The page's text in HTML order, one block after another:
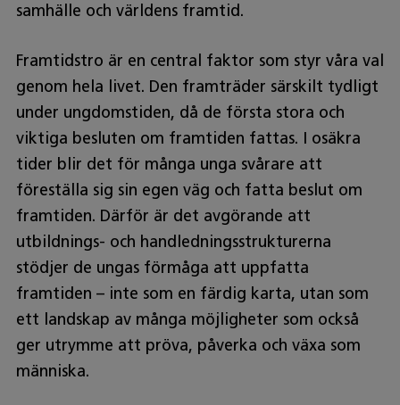
samhälle och världens framtid.
Framtidstro är en central faktor som styr våra val
genom hela livet. Den framträder särskilt tydligt
under ungdomstiden, då de första stora och
viktiga besluten om framtiden fattas. I osäkra
tider blir det för många unga svårare att
föreställa sig sin egen väg och fatta beslut om
framtiden. Därför är det avgörande att
utbildnings- och handledningsstrukturerna
stödjer de ungas förmåga att uppfatta
framtiden – inte som en färdig karta, utan som
ett landskap av många möjligheter som också
ger utrymme att pröva, påverka och växa som
människa.